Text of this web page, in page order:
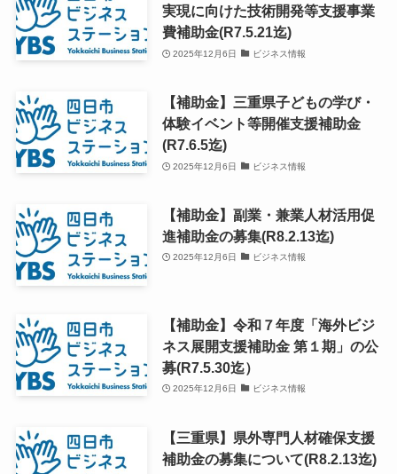
実現に向けた技術開発等支援事業
費補助金(R7.5.21迄)
2025年12月6日 ビジネス情報
【補助金】三重県子どもの学び・
体験イベント等開催支援補助金
(R7.6.5迄)
2025年12月6日 ビジネス情報
【補助金】副業・兼業人材活用促
進補助金の募集(R8.2.13迄)
2025年12月6日 ビジネス情報
【補助金】令和７年度「海外ビジ
ネス展開支援補助金 第１期」の公
募(R7.5.30迄）
2025年12月6日 ビジネス情報
【三重県】県外専門人材確保支援
補助金の募集について(R8.2.13迄)